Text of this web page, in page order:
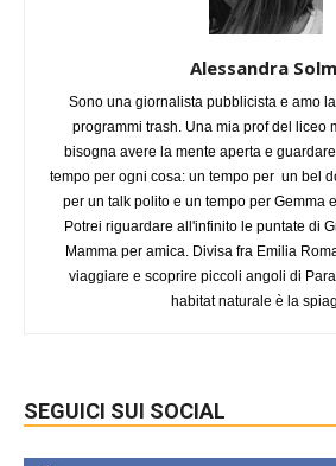
Alessandra
Sono una giornalista pubblicista e amo
programmi trash. Una mia prof del liceo
bisogna avere la mente aperta e
tempo per ogni cosa: un tempo per un bel
per un talk polito e un tempo per Gemma
Potrei riguardare all'infinito le puntate di
Mamma per amica. Divisa fra Emilia
viaggiare e scoprire piccoli angoli di
habitat naturale è la
SEGUICI SUI SOCIAL